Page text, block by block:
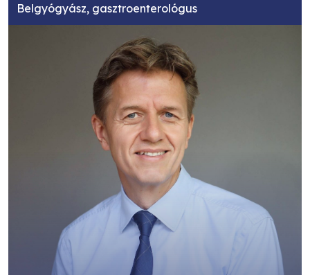
Belgyógyász, gasztroenterológus